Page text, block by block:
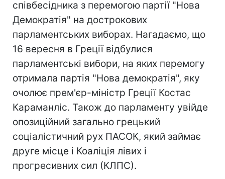
співбесідника з перемогою партії "Нова
Демократія" на дострокових
парламентських виборах. Нагадаємо, що
16 вересня в Греції відбулися
парламентські вибори, на яких перемогу
отримала партія "Нова демократія", яку
очолює прем'єр-міністр Греції Костас
Караманліс. Також до парламенту увійде
опозиційний загально грецький
соціалістичний рух ПАСОК, який займає
друге місце і Коаліція лівих і
прогресивних сил (КЛПС).